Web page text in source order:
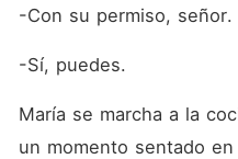
-Con su permiso, señor.
-Sí, puedes.
María se marcha a la
un momento sentado en